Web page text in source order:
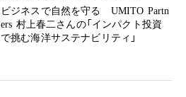
ビジネスで自然を守る UMITO Partn
ers 村上春二さんの「インパクト投資
で挑む海洋サステナビリティ」